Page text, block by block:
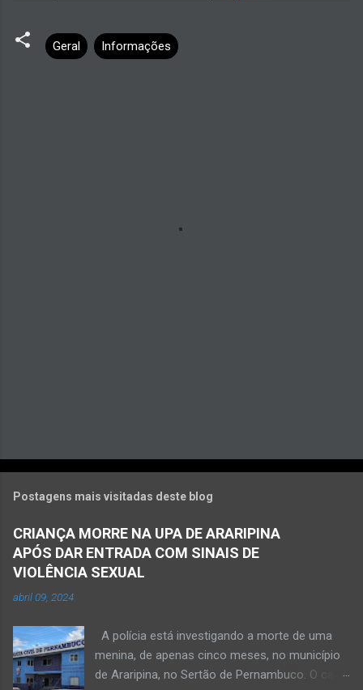
Geral Informações
Postagens mais visitadas deste blog
CRIANÇA MORRE NA UPA DE ARARIPINA
APÓS DAR ENTRADA COM SINAIS DE
VIOLÊNCIA SEXUAL
abril 09, 2024
A polícia está investigando a morte de uma
menina, de apenas cinco meses, no município
de Araripina, no Sertão de Pernambuco. O caso